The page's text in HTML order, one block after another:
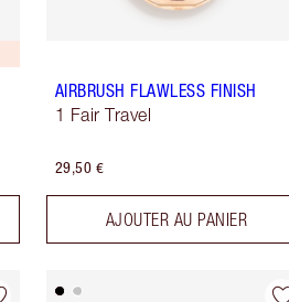
AIRBRUSH FLAWLESS FINISH
1 Fair Travel
29,50 €
AJOUTER AU PANIER